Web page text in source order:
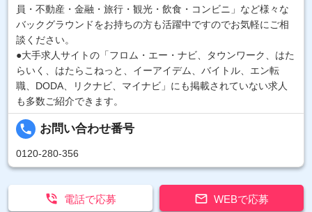
員・不動産・金融・旅行・観光・飲食・コンビニ」など様々な
バックグラウンドをお持ちの方も活躍中ですのでお気軽にご相
談ください。
●大手求人サイトの「フロム・エー・ナビ、タウンワーク、はた
らいく、はたらこねっと、イーアイデム、バイトル、エン転
職、DODA、リクナビ、マイナビ」にも掲載されていない求人
も多数ご紹介できます。
local_phone お問い合わせ番号
0120-280-356
 WEBで応募
 電話で応募